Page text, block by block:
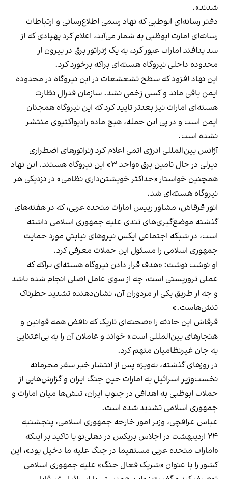
شدند».
دفتر رسانه‌ای ابوظبی که نهاد رسمی اطلاع‌رسانی و ارتباطات
رسانه‌ای امارت ابوظبی به شمار می‌آید، اعلام کرد پهپادی که از
سد پدافند امارات عبور کرد، به یک ژنراتور برق در بیرون از
محدوده داخلی نیروگاه هسته‌ای براکه برخورد کرد.
این نهاد افزود که سطح تشعشعات در این نیروگاه در محدوده
ایمن باقی ماند و کسی زخمی نشد. سازمان فدرال نظارت
هسته‌ای امارات نیز بعدتر تایید کرد که این نیروگاه همچنان
ایمن است و در پی این حمله، هیچ ماده رادیواکتیوی منتشر
نشده است.
آژانس بین‌المللی انرژی اتمی اعلام کرد ژنراتورهای اضطراری
دیزلی در حال تامین برق «واحد ۳» این نیروگاه هستند. این نهاد
همچنین خواستار «حداکثر خویشتن‌داری نظامی» در نزدیکی هر
نیروگاه هسته‌ای شد.
انور قرقاش، مشاور رییس امارات متحده عربی، که در هفته‌های
گذشته موضع‌گیری‌های تندی علیه جمهوری اسلامی داشته
است، در شبکه اجتماعی ایکس نیروهای نیابتی مورد حمایت
جمهوری اسلامی را مسئول این حملات معرفی کرد.
او نوشت نوشت: «هدف قرار دادن نیروگاه هسته‌ای براکه که
عملی تروریستی است، چه از سوی عامل اصلی انجام شده باشد
و چه از طریق یکی از مزدوران آن، نشان‌دهنده تشدید خطرناک
تنش‌هاست.»
قرقاش این حادثه را «صحنه‌ای تاریک که ناقض همه قوانین و
هنجارهای بین‌المللی است» خواند و عاملان آن را به بی‌اعتنایی
به جان غیرنظامیان متهم کرد.
در روزهای گذشته، به‌ویژه پس از انتشار خبر سفر محرمانه
نخست‌وزیر اسرائیل به امارات حین جنگ ایران و گزارش‌هایی از
حملات ابوظبی به اهدافی در جنوب ایران، تنش‌ها میان امارات و
جمهوری اسلامی تشدید شده است.
عباس عراقچی، وزیر امور خارجه جمهوری اسلامی، پنجشنبه
۲۴ اردیبهشت در اجلاس بریکس در دهلی‌نو با تاکید بر اینکه
«امارات متحده عربی مستقیما در جنگ علیه ما دخیل بود»، این
کشور را با عنوان «شریک فعال جنگ» علیه جمهوری اسلامی